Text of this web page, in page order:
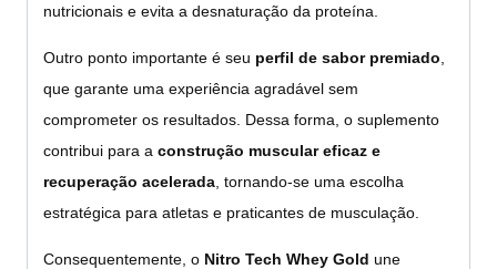
nutricionais e evita a desnaturação da proteína.
Outro ponto importante é seu perfil de sabor premiado
que garante uma experiência agradável sem
comprometer os resultados. Dessa forma, o suplemento
contribui para a construção muscular eficaz e
recuperação acelerada , tornando-se uma escolha
estratégica para atletas e praticantes de musculação.
Consequentemente, o Nitro Tech Whey Gold une